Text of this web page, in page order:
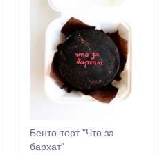
Бенто-торт "Что за
бархат"